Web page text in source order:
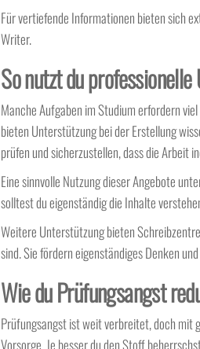
Für vertiefende Informationen bieten sich
Writer.
So nutzt du
Manche Aufgaben im Studium erfordern
bieten Unterstützung bei der Erstellung
prüfen und sicherzustellen, dass die Arbeit
Eine sinnvolle Nutzung dieser Angebote
solltest du eigenständig die Inhalte
Weitere Unterstützung bieten
sind. Sie fördern eigenständiges Denken
Wie du Prüfungsangst
Prüfungsangst ist weit verbreitet, doch mit
Vorsorge. Je besser du den Stoff